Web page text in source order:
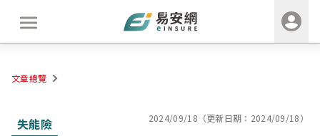
文章總覽
失能險 2024/09/18（更新日期：2024/09/18）